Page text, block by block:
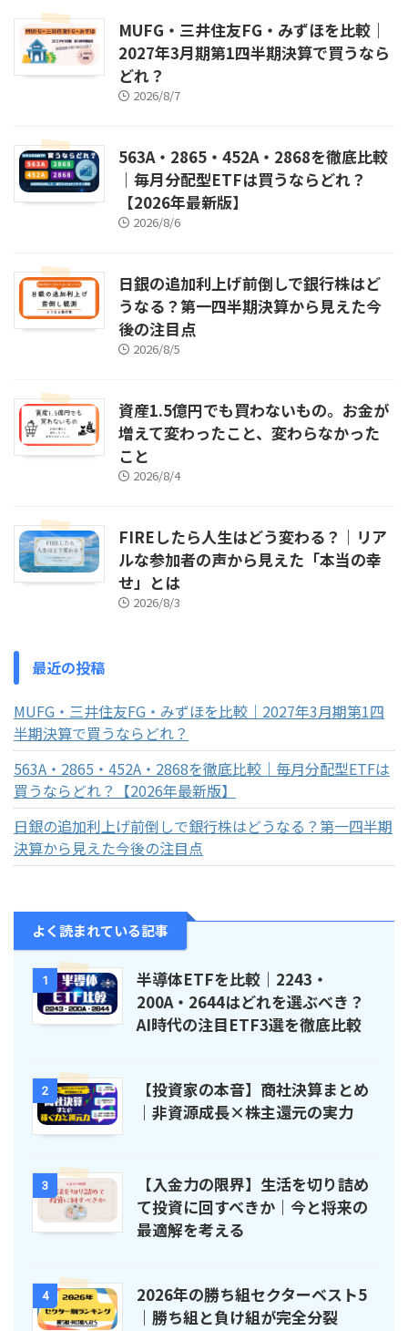
MUFG・三井住友FG・みずほを比較｜
2027年3月期第1四半期決算で買うなら
どれ？
2026/8/7
563A・2865・452A・2868を徹底比較
｜毎月分配型ETFは買うならどれ？
【2026年最新版】
2026/8/6
日銀の追加利上げ前倒しで銀行株はど
うなる？第一四半期決算から見えた今
後の注目点
2026/8/5
資産1.5億円でも買わないもの。お金が
増えて変わったこと、変わらなかった
こと
2026/8/4
FIREしたら人生はどう変わる？｜リア
ルな参加者の声から見えた「本当の幸
せ」とは
2026/8/3
最近の投稿
MUFG・三井住友FG・みずほを比較｜2027年3月期第1四
半期決算で買うならどれ？
563A・2865・452A・2868を徹底比較｜毎月分配型ETFは
買うならどれ？【2026年最新版】
日銀の追加利上げ前倒しで銀行株はどうなる？第一四半期
決算から見えた今後の注目点
よく読まれている記事
1
半導体ETFを比較｜2243・
200A・2644はどれを選ぶべき？
AI時代の注目ETF3選を徹底比較
2
【投資家の本音】商社決算まとめ
｜非資源成長×株主還元の実力
3
【入金力の限界】生活を切り詰め
て投資に回すべきか｜今と将来の
最適解を考える
4
2026年の勝ち組セクターベスト5
｜勝ち組と負け組が完全分裂